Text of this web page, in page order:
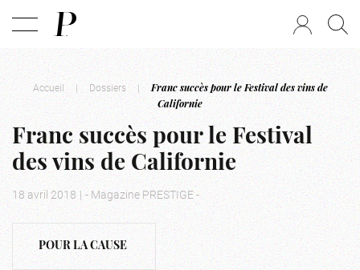
Accueil | Dossiers |
Franc succès pour le Festival des vins de
Californie
Franc succès pour le Festival
des vins de Californie
18 avril 2018 | - Magazine PRESTIGE -
POUR LA CAUSE